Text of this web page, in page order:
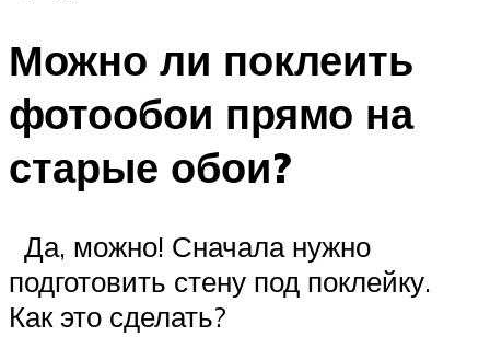
Можно ли поклеить
фотообои прямо на
старые обои?
Да, можно! Сначала нужно
подготовить стену под поклейку.
Как это сделать?